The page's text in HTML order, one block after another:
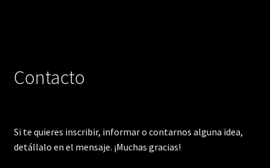
Contacto
Si te quieres inscribir, informar o contarnos alguna idea,
detállalo en el mensaje. ¡Muchas gracias!